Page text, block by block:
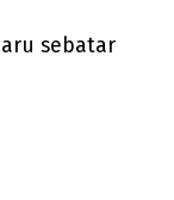
sebatar